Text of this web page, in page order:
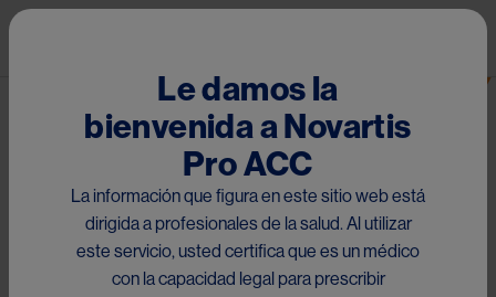
Pasar al contenido principal
Fingolimod
Materiales RMP para Panamá
Este contenido es exclusivo para Panamá. No aplica para el
resto de países disponibles
Le damos la
bienvenida a Novartis
Pro ACC
La información que figura en este sitio web está
dirigida a profesionales de la salud. Al utilizar
este servicio, usted certifica que es un médico
con la capacidad legal para prescribir